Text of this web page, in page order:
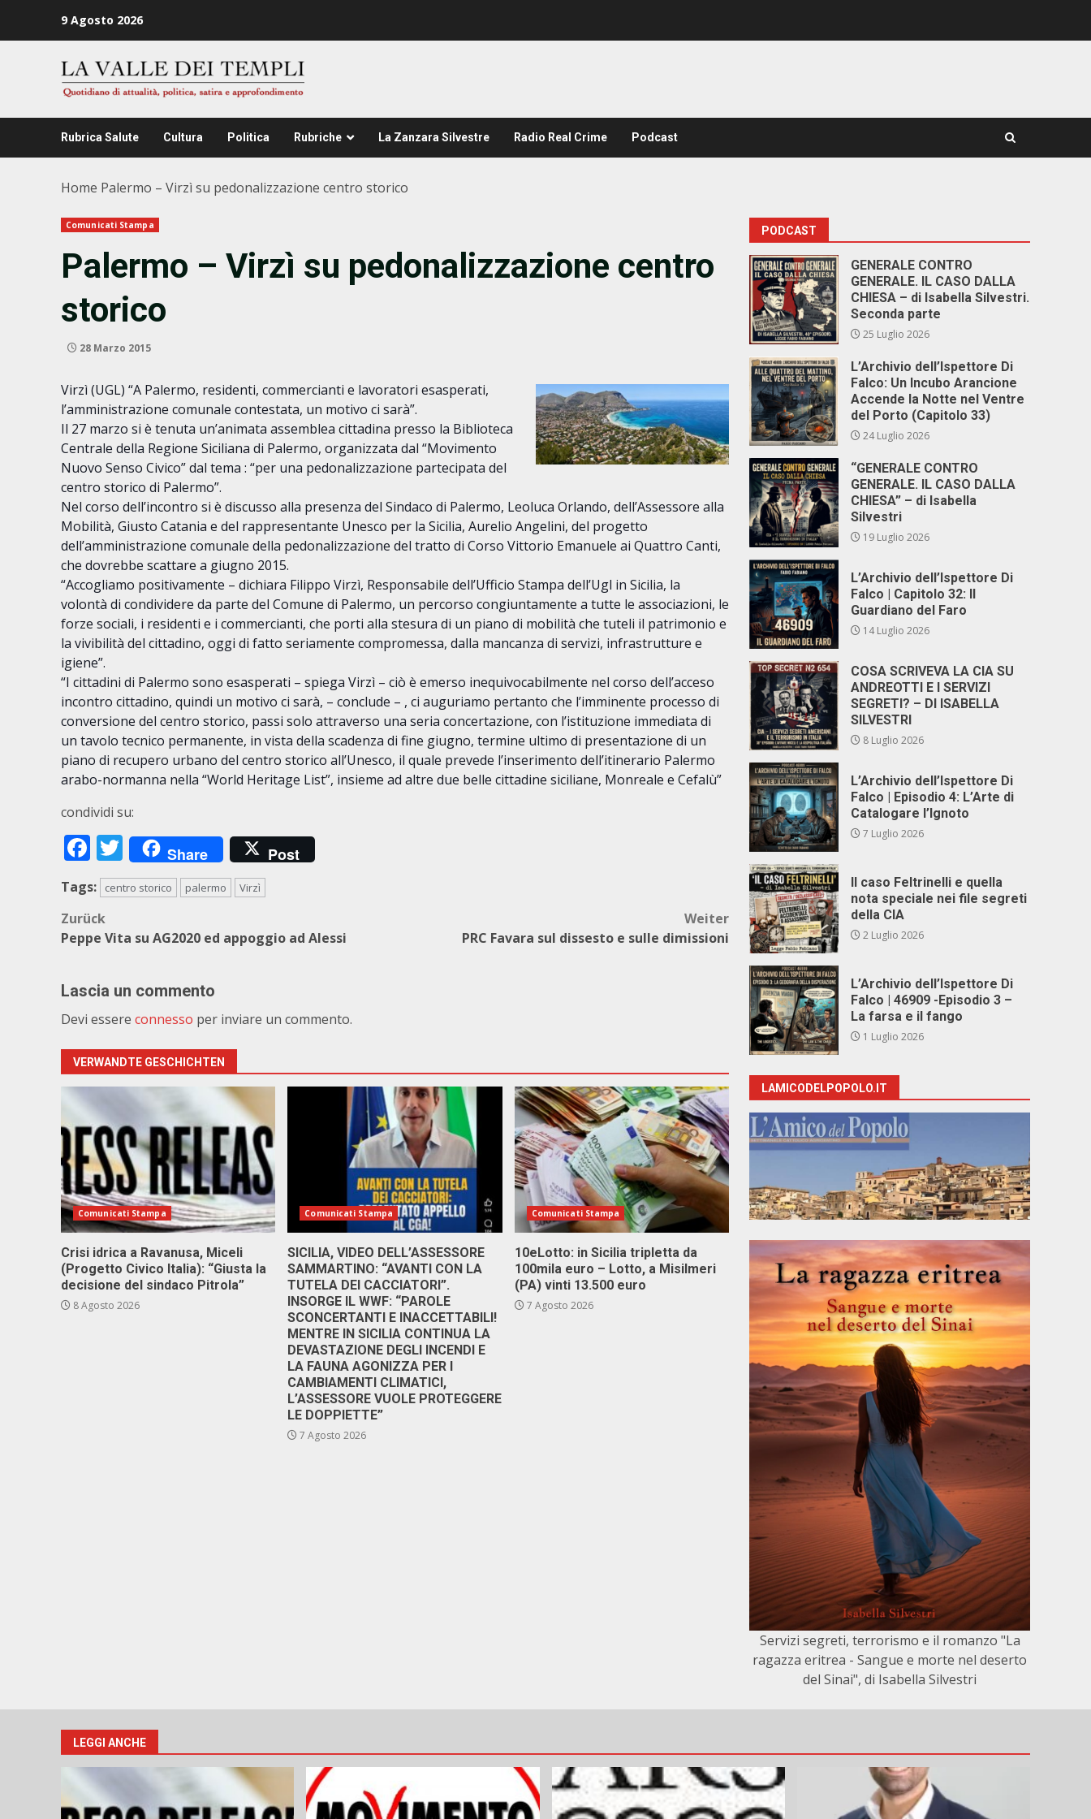
9 Agosto 2026
Rubrica Salute Cultura Politica Rubriche La Zanzara Silvestre Radio Real Crime Podcast
Home Palermo – Virzì su pedonalizzazione centro storico
Comunicati Stampa
Palermo – Virzì su pedonalizzazione centro
storico
28 Marzo 2015
Virzì (UGL) “A Palermo, residenti, commercianti e lavoratori esasperati,
l’amministrazione comunale contestata, un motivo ci sarà”.
Il 27 marzo si è tenuta un’animata assemblea cittadina presso la Biblioteca
Centrale della Regione Siciliana di Palermo, organizzata dal “Movimento
Nuovo Senso Civico” dal tema : “per una pedonalizzazione partecipata del
centro storico di Palermo”.
Nel corso dell’incontro si è discusso alla presenza del Sindaco di Palermo, Leoluca Orlando, dell’Assessore alla
Mobilità, Giusto Catania e del rappresentante Unesco per la Sicilia, Aurelio Angelini, del progetto
dell’amministrazione comunale della pedonalizzazione del tratto di Corso Vittorio Emanuele ai Quattro Canti,
che dovrebbe scattare a giugno 2015.
“Accogliamo positivamente – dichiara Filippo Virzì, Responsabile dell’Ufficio Stampa dell’Ugl in Sicilia, la
volontà di condividere da parte del Comune di Palermo, un percorso congiuntamente a tutte le associazioni, le
forze sociali, i residenti e i commercianti, che porti alla stesura di un piano di mobilità che tuteli il patrimonio e
la vivibilità del cittadino, oggi di fatto seriamente compromessa, dalla mancanza di servizi, infrastrutture e
igiene”.
“I cittadini di Palermo sono esasperati – spiega Virzì – ciò è emerso inequivocabilmente nel corso dell’acceso
incontro cittadino, quindi un motivo ci sarà, – conclude – , ci auguriamo pertanto che l’imminente processo di
conversione del centro storico, passi solo attraverso una seria concertazione, con l’istituzione immediata di
un tavolo tecnico permanente, in vista della scadenza di fine giugno, termine ultimo di presentazione di un
piano di recupero urbano del centro storico all’Unesco, il quale prevede l’inserimento dell’itinerario Palermo
arabo-normanna nella “World Heritage List”, insieme ad altre due belle cittadine siciliane, Monreale e Cefalù”
condividi su:
Facebook
Twitter
Share Post
Tags: centro storico palermo Virzì
Beitragsnavigation
Zurück
Peppe Vita su AG2020 ed appoggio ad Alessi
Weiter
PRC Favara sul dissesto e sulle dimissioni
Lascia un commento
Devi essere connesso per inviare un commento.
VERWANDTE GESCHICHTEN
Comunicati Stampa
Crisi idrica a Ravanusa, Miceli
(Progetto Civico Italia): “Giusta la
decisione del sindaco Pitrola”
8 Agosto 2026
Comunicati Stampa
SICILIA, VIDEO DELL’ASSESSORE
SAMMARTINO: “AVANTI CON LA
TUTELA DEI CACCIATORI”.
INSORGE IL WWF: “PAROLE
SCONCERTANTI E INACCETTABILI!
MENTRE IN SICILIA CONTINUA LA
DEVASTAZIONE DEGLI INCENDI E
LA FAUNA AGONIZZA PER I
CAMBIAMENTI CLIMATICI,
L’ASSESSORE VUOLE PROTEGGERE
LE DOPPIETTE”
7 Agosto 2026
Comunicati Stampa
10eLotto: in Sicilia tripletta da
100mila euro – Lotto, a Misilmeri
(PA) vinti 13.500 euro
7 Agosto 2026
PODCAST
GENERALE CONTRO
GENERALE. IL CASO DALLA
CHIESA – di Isabella Silvestri.
Seconda parte
25 Luglio 2026
L’Archivio dell’Ispettore Di
Falco: Un Incubo Arancione
Accende la Notte nel Ventre
del Porto (Capitolo 33)
24 Luglio 2026
“GENERALE CONTRO
GENERALE. IL CASO DALLA
CHIESA” – di Isabella
Silvestri
19 Luglio 2026
L’Archivio dell’Ispettore Di
Falco | Capitolo 32: Il
Guardiano del Faro
14 Luglio 2026
COSA SCRIVEVA LA CIA SU
ANDREOTTI E I SERVIZI
SEGRETI? – DI ISABELLA
SILVESTRI
8 Luglio 2026
L’Archivio dell’Ispettore Di
Falco | Episodio 4: L’Arte di
Catalogare l’Ignoto
7 Luglio 2026
Il caso Feltrinelli e quella
nota speciale nei file segreti
della CIA
2 Luglio 2026
L’Archivio dell’Ispettore Di
Falco | 46909 -Episodio 3 –
La farsa e il fango
1 Luglio 2026
LAMICODELPOPOLO.IT
Servizi segreti, terrorismo e il romanzo "La
ragazza eritrea - Sangue e morte nel deserto
del Sinai", di Isabella Silvestri
LEGGI ANCHE